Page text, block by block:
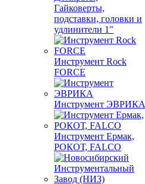
Гайковерты,
подставки, головки и
удлинители 1"
Инструмент Rock
FORCE
Инструмент ЭВРИКА
Инструмент Ермак,
РОКОТ, FALCO